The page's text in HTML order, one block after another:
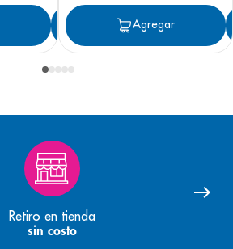
Agregar
Agregar
Retiro en tienda
sin costo